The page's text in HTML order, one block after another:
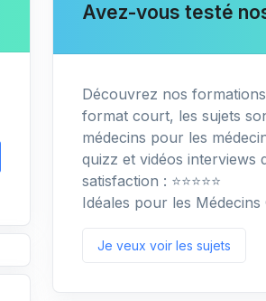
Avez-vous testé
Découvrez nos
format court, les sujets
médecins pour les
quizz et vidéos interviews
satisfaction : ⭐️⭐️⭐️⭐️⭐️
Idéales pour les Médecins
Je veux voir les sujets